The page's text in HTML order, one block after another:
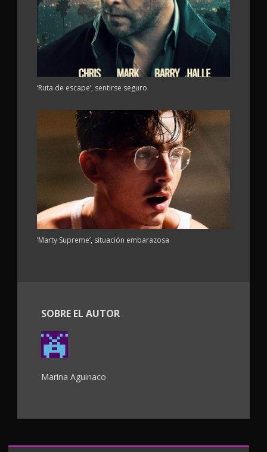
‘Ruta de escape’, sentirse seguro
‘Marty Supreme’, situación embarazosa
SOBRE EL AUTOR
Marina Aguinaco